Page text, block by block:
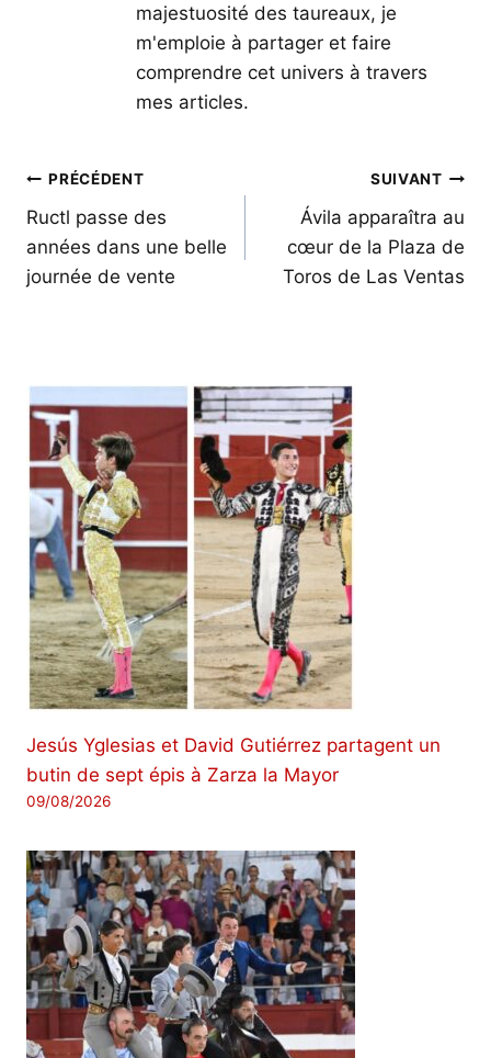
majestuosité des taureaux, je
m'emploie à partager et faire
comprendre cet univers à travers
mes articles.
Navigation
de
l’article
PRÉCÉDENT
Ructl passe des
années dans une belle
journée de vente
SUIVANT
Ávila apparaîtra au
cœur de la Plaza de
Toros de Las Ventas
Jesús Yglesias et David Gutiérrez partagent un
butin de sept épis à Zarza la Mayor
09/08/2026